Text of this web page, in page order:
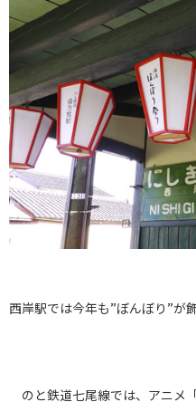
西岸駅では今年も”ぼんぼり”が
のと鉄道七尾線では、アニメ